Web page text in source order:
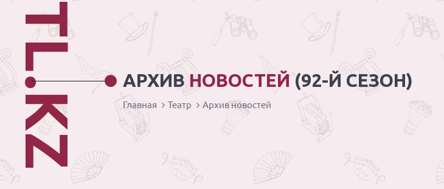
АРХИВНОВОСТЕЙ(92-Й СЕЗОН)
TL.KZ Главная Театр Архив новостей